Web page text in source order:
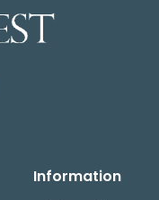
Information